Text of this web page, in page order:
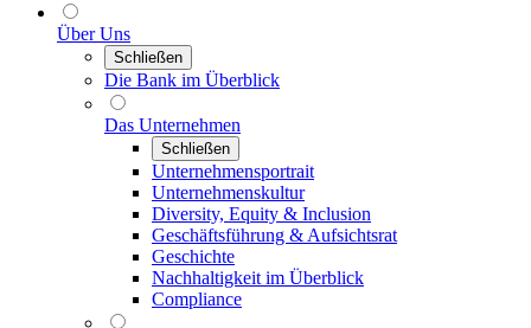
Über Uns
Schließen
Die Bank im Überblick
Das Unternehmen
Schließen
Unternehmensportrait
Unternehmenskultur
Diversity, Equity & Inclusion
Geschäftsführung & Aufsichtsrat
Geschichte
Nachhaltigkeit im Überblick
Compliance